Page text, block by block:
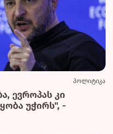
პოლიტიკა
ევროპას კი
უჭირს", -